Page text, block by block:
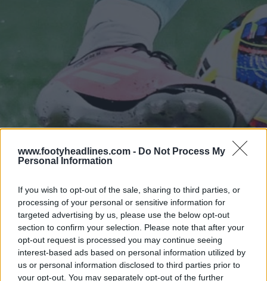
www.footyheadlines.com - Do Not Process My
Personal Information
If you wish to opt-out of the sale, sharing to third parties, or
processing of your personal or sensitive information for
targeted advertising by us, please use the below opt-out
section to confirm your selection. Please note that after your
opt-out request is processed you may continue seeing
interest-based ads based on personal information utilized by
us or personal information disclosed to third parties prior to
your opt-out. You may separately opt-out of the further